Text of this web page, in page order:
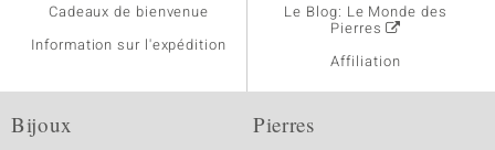
Cadeaux de bienvenue
Information sur l'expédition
Le Blog: Le Monde des
Pierres
Affiliation
Bijoux Pierres